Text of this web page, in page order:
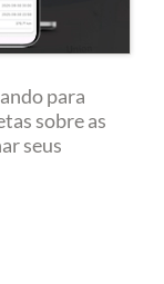
para
sobre as
seus